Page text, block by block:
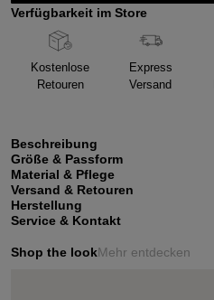
Verfügbarkeit im Store
Kostenlose
Retouren
Express
Versand
Beschreibung
Größe & Passform
Material & Pflege
Versand & Retouren
Herstellung
Service & Kontakt
Shop the lookMehr entdecken